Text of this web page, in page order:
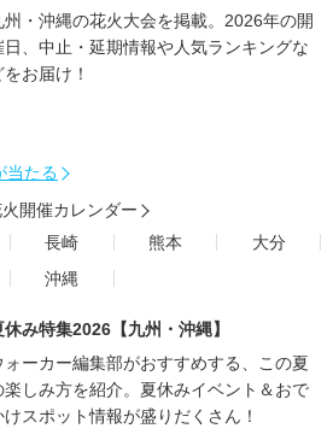
州・沖縄の花火大会を掲載。2026年の開
日、中止・延期情報や人気ランキングな
をお届け！
当たる
開催カレンダー
長崎 熊本
大分
沖縄
休み特集2026【九州・沖縄】
ォーカー編集部がおすすめする、この夏
楽しみ方を紹介。夏休みイベント＆おで
けスポット情報が盛りだくさん！